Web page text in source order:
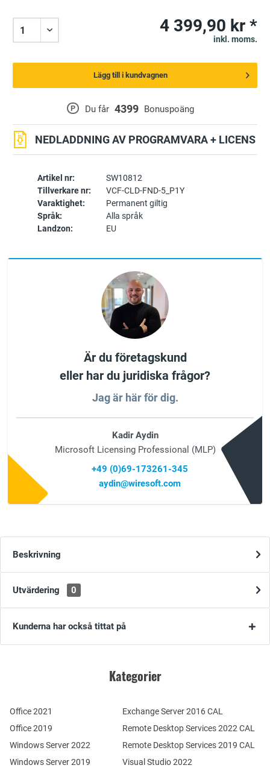
Artikel nr:
SW10812
Tillverkare nr:
VCF-CLD-FND-5_P1Y
Varaktighet:
Permanent giltig
Språk:
Alla språk
Landzon:
EU
P Du får 4399 Bonuspoäng
NEDLADDNING AV PROGRAMVARA + LICENS
4 399,90 kr *
inkl. moms.
Lägg till i kundvagnen
Är du företagskund
eller har du juridiska frågor?
Jag är här för dig.
Kadir Aydin
Microsoft Licensing Professional (MLP)
+49 (0)69-173261-345
aydin@wiresoft.com
Beskrivning
Utvärdering 0
Kunderna har också tittat på
Kategorier
Office 2021
Office 2019
Windows Server 2022
Windows Server 2019
Remote Desktop Services 2022 CAL
Remote Desktop Services 2019 CAL
Exchange Server 2016 CAL
Visual Studio 2022